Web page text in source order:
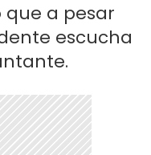
que a pesar
escucha